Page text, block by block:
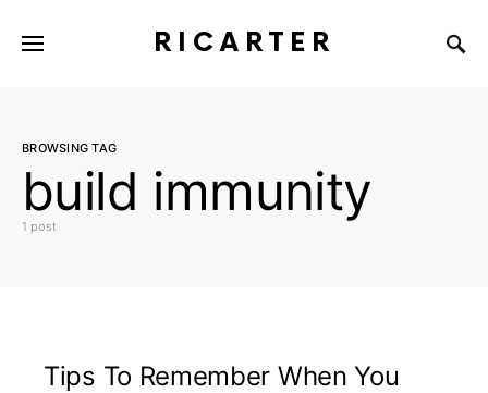
RICARTER
BROWSING TAG
build immunity
1 post
Tips To Remember When You